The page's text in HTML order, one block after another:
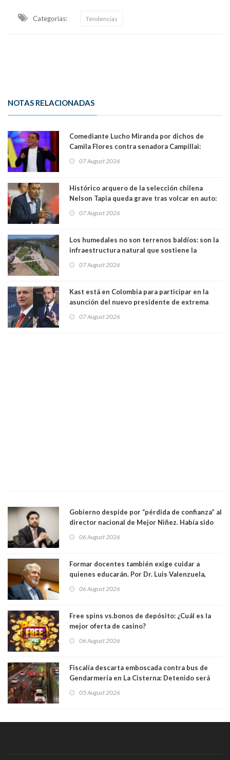
Categorias: Tendencias
NOTAS RELACIONADAS
Comediante Lucho Miranda por dichos de
Camila Flores contra senadora Campillai:
forma de quitar dignidad"
07 August 2026
Histórico arquero de la selección chilena
Nelson Tapia queda grave tras volcar en auto:
07 August 2026
Los humedales no son terrenos baldíos: son la
infraestructura natural que sostiene la
07 August 2026
Kast está en Colombia para participar en la
asunción del nuevo presidente de extrema
07 August 2026
Gobierno despide por “pérdida de confianza” al
director nacional de Mejor Niñez. Había sido
06 August 2026
Formar docentes también exige cuidar a
quienes educarán. Por Dr. Luis Valenzuela,
Académicos U. Católica Silva Henríquez
06 August 2026
Free spins vs.bonos de depósito: ¿Cuál es la
mejor oferta de casino?
06 August 2026
Fiscalía descarta emboscada contra bus de
Gendarmería en La Cisterna: Detenido será
05 August 2026